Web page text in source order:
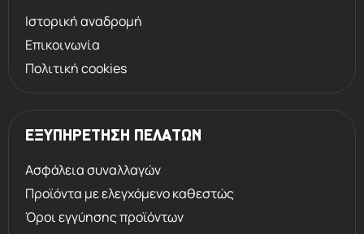
Ιστορική αναδρομή
Επικοινωνία
Πολιτική cookies
ΕΞΥΠΗΡΕΤΗΣΗ ΠΕΛΑΤΩΝ
Ασφάλεια συναλλαγών
Προϊόντα με ελεγχόμενο καθεστώς
Όροι εγγύησης προϊόντων